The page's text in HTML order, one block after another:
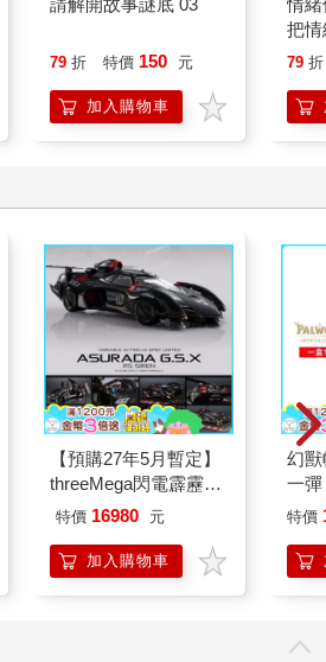
79 折 特價 150 元
加入購物車
把
誰
79 折
【預購27年5月暫定】
threeMega閃電霹靂車
VA Hi-SPEC UNITED
SIREN 黑色限定
特價 16980 元
加入購物車
幻
一彈
特價